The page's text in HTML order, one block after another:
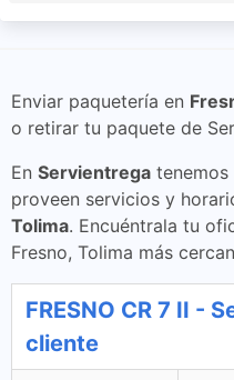
Enviar paquetería en
o retirar tu paquete de
En Servientrega
proveen servicios y
Tolima. Encuéntrala tu
Fresno, Tolima más
FRESNO CR 7 II -
cliente